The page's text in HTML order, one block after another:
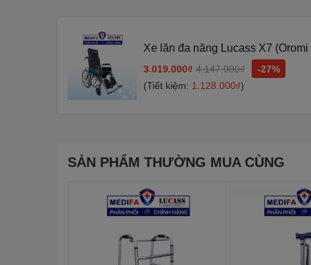
Xe lăn đa năng Lucass X7 (Oromi
3.019.000₫ 4.147.000₫
-27%
(Tiết kiệm: 1.128.000₫)
SẢN PHẨM THƯỜNG MUA CÙNG